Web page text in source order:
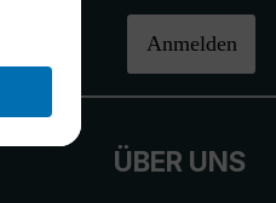
Anmelden
ÜBER UNS